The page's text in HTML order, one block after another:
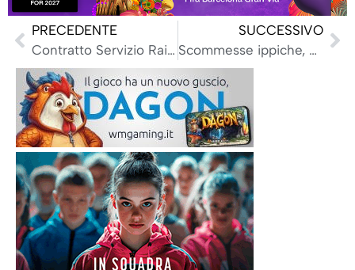
PRECEDENTE
Contratto Servizio Rai, Vaccari (Pd): ‘Garantire assenza di messaggi pubblicitari sul gioco d’azzardo’
SUCCESSIVO
Scommesse ippiche, numeri in crescita ma è calo per l’Ippica Nazionale